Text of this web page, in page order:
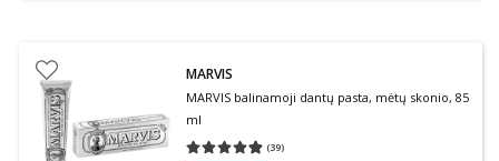
MARVIS
MARVIS balinamoji dantų pasta, mėtų skonio, 85
ml
(39)
Vidutinis įvertinimas 4.87